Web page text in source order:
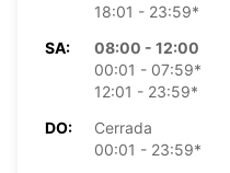
18:01 - 23:59*
SA:
08:00 - 12:00
00:01 - 07:59*
12:01 - 23:59*
DO:
Cerrada
00:01 - 23:59*